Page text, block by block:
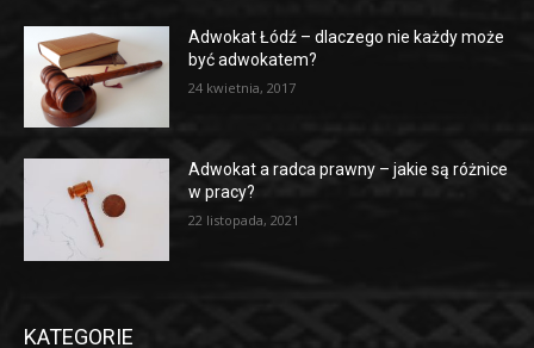
Adwokat Łódź – dlaczego nie każdy może
być adwokatem?
24 kwietnia, 2017
Adwokat a radca prawny – jakie są różnice
w pracy?
22 listopada, 2021
KATEGORIE